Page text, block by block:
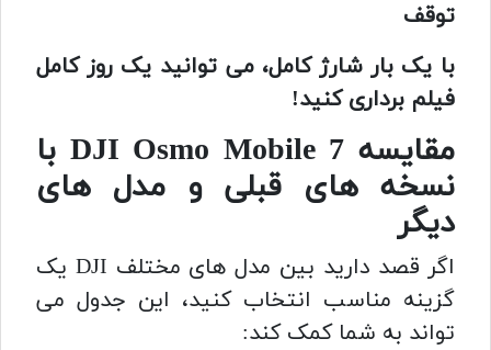
توقف
با یک بار شارژ کامل، می توانید یک روز کامل
فیلم برداری کنید!
مقایسه DJI Osmo Mobile 7 با
نسخه های قبلی و مدل های
دیگر
اگر قصد دارید بین مدل های مختلف DJI یک
گزینه مناسب انتخاب کنید، این جدول می
تواند به شما کمک کند: